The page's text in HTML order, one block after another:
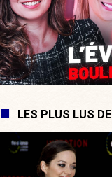
LES PLUS LUS